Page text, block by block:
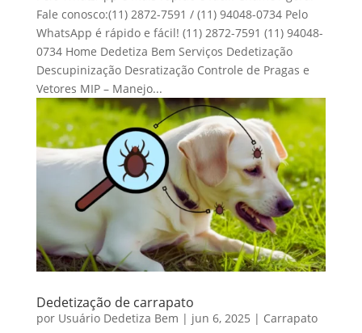
Fale conosco:(11) 2872-7591 / (11) 94048-0734 Pelo
WhatsApp é rápido e fácil! (11) 2872-7591 (11) 94048-
0734 Home Dedetiza Bem Serviços Dedetização
Descupinização Desratização Controle de Pragas e
Vetores MIP – Manejo...
Dedetização de carrapato
por Usuário Dedetiza Bem | jun 6, 2025 | Carrapato